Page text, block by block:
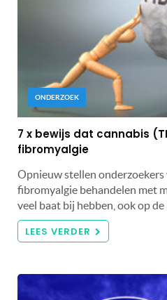
ONDERZOEK
7 x bewijs dat cannabis
fibromyalgie
Opnieuw stellen
fibromyalgie behandelen met
veel baat bij hebben, ook op
LEES VERDER